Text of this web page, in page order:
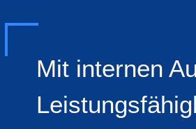
Mit internen